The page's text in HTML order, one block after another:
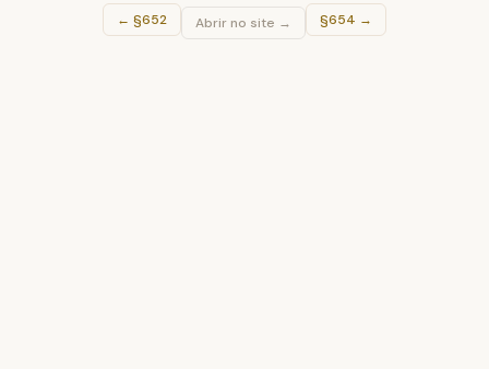
← §652 Abrir no site → §654 →